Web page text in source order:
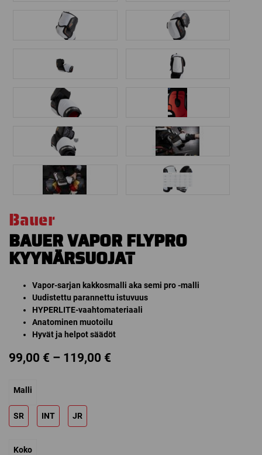
Bauer
BAUER VAPOR FLYPRO
KYYNÄRSUOJAT
Vapor-sarjan kakkosmalli aka semi pro -malli
Uudistettu parannettu istuvuus
HYPERLITE-vaahtomateriaali
Anatominen muotoilu
Hyvät ja helpot säädöt
99,00 € – 119,00 €
Malli
SR INT JR
Koko